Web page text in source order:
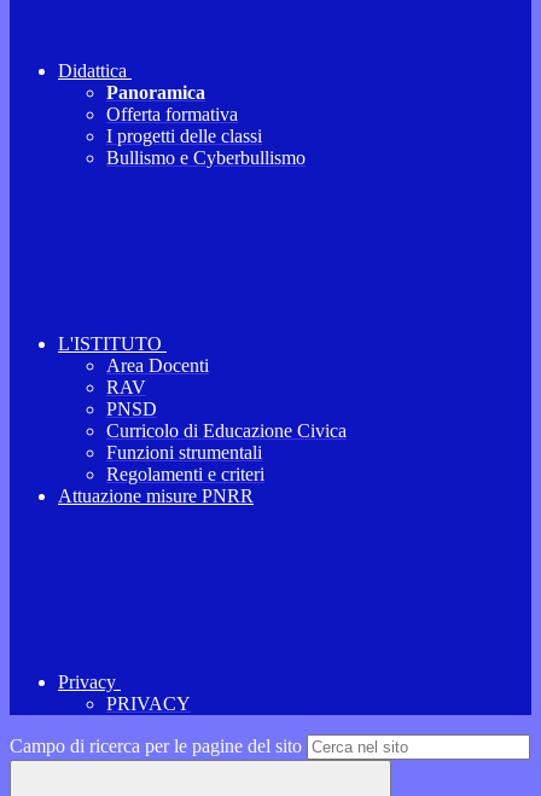
Didattica
Panoramica
Offerta formativa
I progetti delle classi
Bullismo e Cyberbullismo
L'ISTITUTO
Area Docenti
RAV
PNSD
Curricolo di Educazione Civica
Funzioni strumentali
Regolamenti e criteri
Attuazione misure PNRR
Privacy
PRIVACY
Campo di ricerca per le pagine del sito